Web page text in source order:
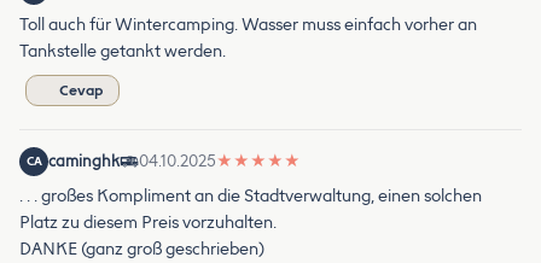
Toll auch für Wintercamping. Wasser muss einfach vorher an
Tankstelle getankt werden.
Cevap
CA caminghk 04.10.2025★ ★ ★ ★ ★
. . . großes Kompliment an die Stadtverwaltung, einen solchen
Platz zu diesem Preis vorzuhalten.
DANKE (ganz groß geschrieben)